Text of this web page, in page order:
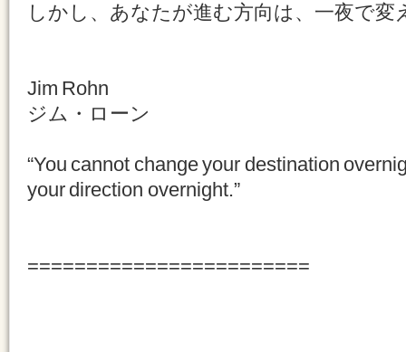
しかし、あなたが進む方向は、一夜で変
Jim Rohn
ジム・ローン
“You cannot change your destination
your direction overnight.”
========================